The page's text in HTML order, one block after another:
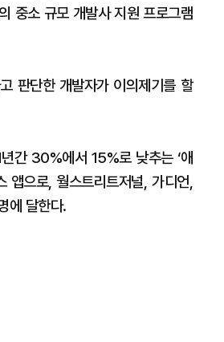
중소 규모 개발사 지원 프로그램
판단한 개발자가 이의제기를 할
간 30%에서 15%로 낮추는 ‘애
앱으로, 월스트리트저널, 가디언,
에 달한다.